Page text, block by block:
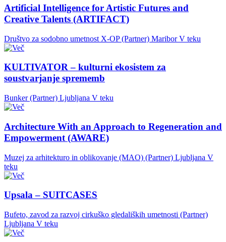
Artificial Intelligence for Artistic Futures and
Creative Talents (ARTIFACT)
Društvo za sodobno umetnost X-OP (Partner) Maribor V teku
KULTIVATOR – kulturni ekosistem za
soustvarjanje sprememb
Bunker (Partner) Ljubljana V teku
Architecture With an Approach to Regeneration and
Empowerment (AWARE)
Muzej za arhitekturo in oblikovanje (MAO) (Partner) Ljubljana V
teku
Upsala – SUITCASES
Bufeto, zavod za razvoj cirkuško gledaliških umetnosti (Partner)
Ljubljana V teku